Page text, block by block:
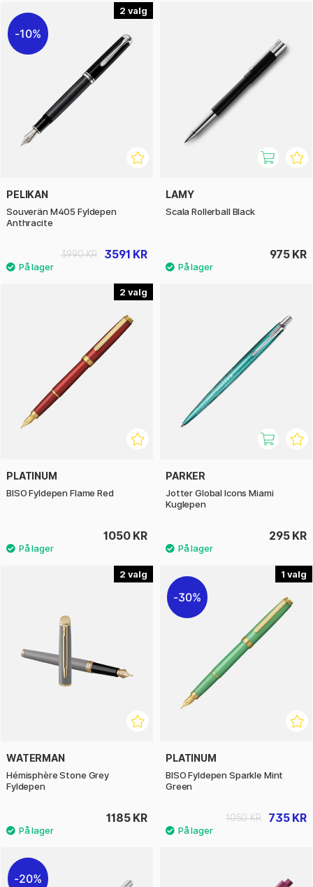
2
10%
PELIKAN
Souverän M405 Fyldepen
Anthracite
3591 KR
3990 KR
LAMY
Scala Rollerball Black
975 KR
2
PLATINUM
BISO Fyldepen Flame Red
1050 KR
PARKER
Jotter Global Icons Miami
Kuglepen
295 KR
2
WATERMAN
Hémisphère Stone Grey
Fyldepen
1185 KR
1
30%
PLATINUM
BISO Fyldepen Sparkle Mint
Green
735 KR
1050 KR
20%